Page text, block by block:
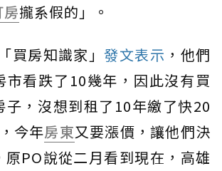
房攏系假的」。
買房知識家」 發文表示 ，他們
市看跌了10幾年，因此沒有買
子，沒想到租了10年繳了快20
今年房東又要漲價，讓他們決
原PO說從二月看到現在，高雄